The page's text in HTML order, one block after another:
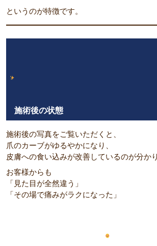
というのが特徴です。
施術後の状態
施術後の写真をご覧いただくと、
爪のカーブがゆるやかになり、
皮膚への食い込みが改善しているのが分か
お客様からも
「見た目が全然違う」
「その場で痛みがラクになった」